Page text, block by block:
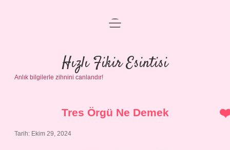
Anasayfa
Gizlilik Politikası
Yasal Uyarı
menüyü
Hızlı Fikir Esintisi
Anlık bilgilerle zihnini canlandır!
Tres Örgü Ne Demek
Tarih: Ekim 29, 2024